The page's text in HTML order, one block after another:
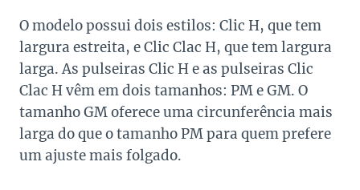
O modelo possui dois estilos: Clic H, que tem
largura estreita, e Clic Clac H, que tem largura
larga. As pulseiras Clic H e as pulseiras Clic
Clac H vêm em dois tamanhos: PM e GM. O
tamanho GM oferece uma circunferência mais
larga do que o tamanho PM para quem prefere
um ajuste mais folgado.